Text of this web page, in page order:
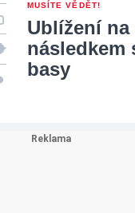
MUSÍTE VĚDĚT!
Ublížení
následkem
basy